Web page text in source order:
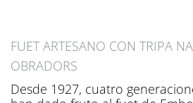
FUET ARTESANO CON TRIPA
OBRADORS
Desde 1927, cuatro